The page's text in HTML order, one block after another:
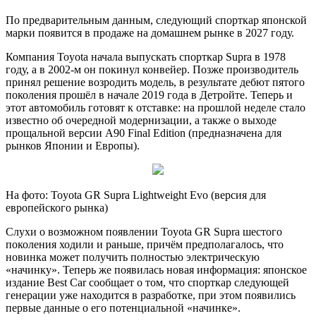
По предварительным данным, следующий спорткар японской
марки появится в продаже на домашнем рынке в 2027 году.
Компания Toyota начала выпускать спорткар Supra в 1978
году, а в 2002-м он покинул конвейер. Позже производитель
принял решение возродить модель, в результате дебют пятого
поколения прошёл в начале 2019 года в Детройте. Теперь и
этот автомобиль готовят к отставке: на прошлой неделе стало
известно об очередной модернизации, а также о выходе
прощальной версии A90 Final Edition (предназначена для
рынков Японии и Европы).
На фото: Toyota GR Supra Lightweight Evo (версия для
европейского рынка)
Слухи о возможном появлении Toyota GR Supra шестого
поколения ходили и раньше, причём предполагалось, что
новинка может получить полностью электрическую
«начинку». Теперь же появилась новая информация: японское
издание Best Car сообщает о том, что спорткар следующей
генерации уже находится в разработке, при этом появились
первые данные о его потенциальной «начинке».